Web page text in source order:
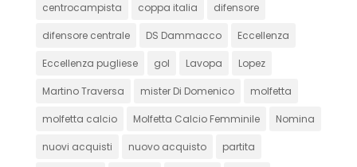
centrocampista coppa italia difensore
difensore centrale DS Dammacco Eccellenza
Eccellenza pugliese gol Lavopa Lopez
Martino Traversa mister Di Domenico molfetta
molfetta calcio Molfetta Calcio Femminile Nomina
nuovi acquisti nuovo acquisto partita